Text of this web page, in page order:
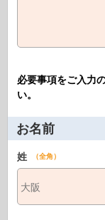
必要事項をご入力
い。
お名前
姓 （全角）